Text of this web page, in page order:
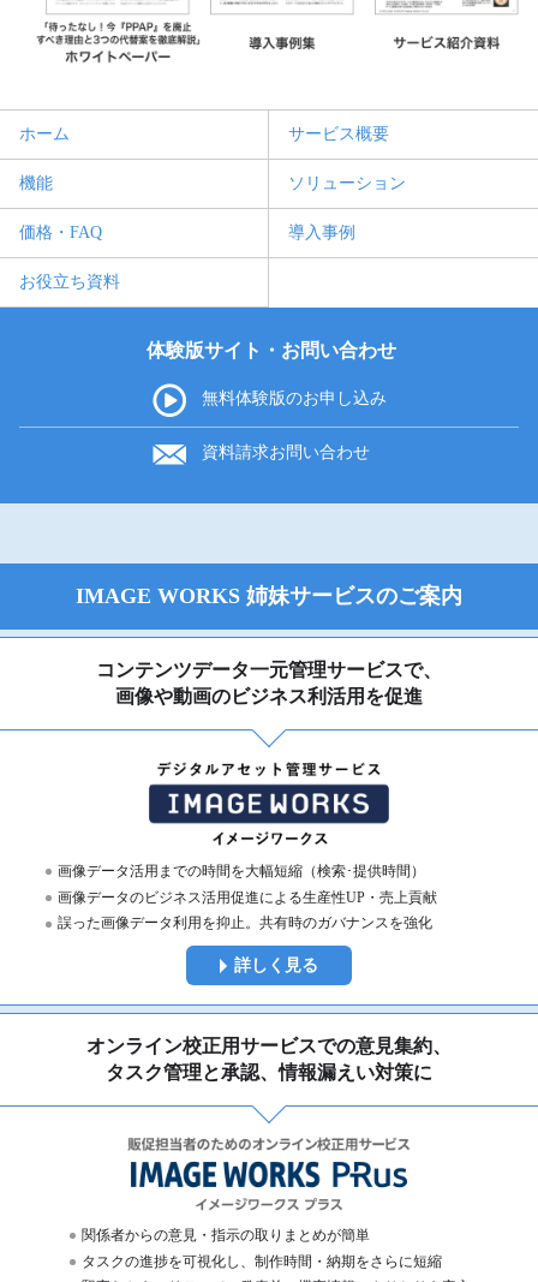
ホーム サービス概要
機能 ソリューション
価格・FAQ 導入事例
お役立ち資料
体験版サイト・お問い合わせ
無料体験版のお申し込み
資料請求お問い合わせ
IMAGE WORKS 姉妹サービスのご案内
コンテンツデータ一元管理サービスで、
画像や動画のビジネス利活用を促進
画像データ活用までの時間を大幅短縮（検索･提供時間）
画像データのビジネス活用促進による生産性UP・売上貢献
誤った画像データ利用を抑止。共有時のガバナンスを強化
詳しく見る
オンライン校正用サービスでの意見集約、
タスク管理と承認、情報漏えい対策に
関係者からの意見・指示の取りまとめが簡単
タスクの進捗を可視化し、制作時間・納期をさらに短縮